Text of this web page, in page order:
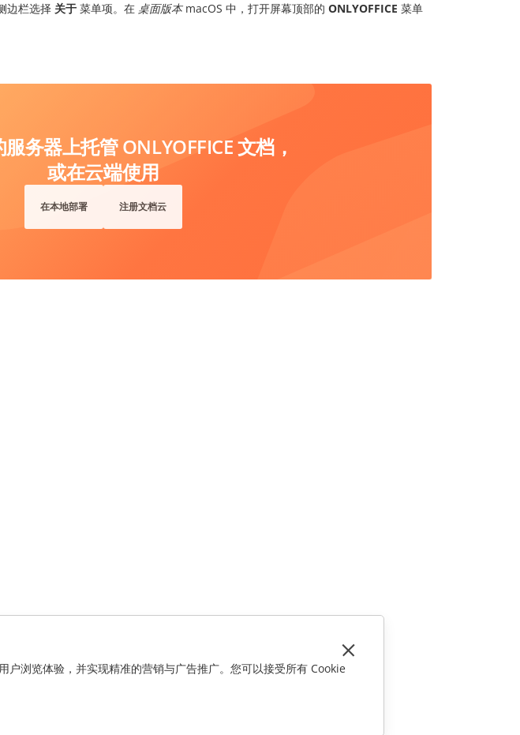
边栏选择 关于 菜单项。在 桌面版本macOS 中，打开屏幕顶部的 ONLYOFFICE 菜单
务器上托管 ONLYOFFICE 文档，
或在云端使用
在本地部署 注册文档云
浏览体验，并实现精准的营销与广告推广。您可以接受所有 Cookie